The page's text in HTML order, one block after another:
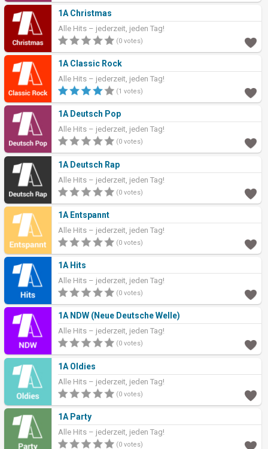
1A Christmas
Alle Hits – jederzeit, jeden Tag!
(0 votes)
1A Classic Rock
Alle Hits – jederzeit, jeden Tag!
(1 votes)
1A Deutsch Pop
Alle Hits – jederzeit, jeden Tag!
(0 votes)
1A Deutsch Rap
Alle Hits – jederzeit, jeden Tag!
(0 votes)
1A Entspannt
Alle Hits – jederzeit, jeden Tag!
(0 votes)
1A Hits
Alle Hits – jederzeit, jeden Tag!
(0 votes)
1A NDW (Neue Deutsche Welle)
Alle Hits – jederzeit, jeden Tag!
(0 votes)
1A Oldies
Alle Hits – jederzeit, jeden Tag!
(0 votes)
1A Party
Alle Hits – jederzeit, jeden Tag!
(0 votes)